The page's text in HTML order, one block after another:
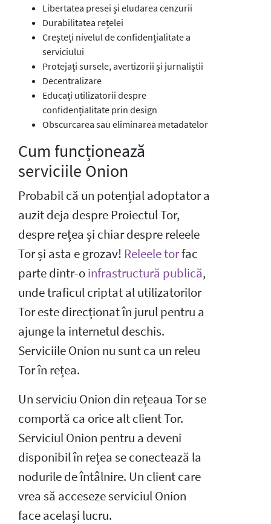
Libertatea presei și eludarea cenzurii
Durabilitatea rețelei
Creșteți nivelul de confidențialitate a
serviciului
Protejați sursele, avertizorii și jurnaliștii
Decentralizare
Educați utilizatorii despre
confidențialitate prin design
Obscurcarea sau eliminarea metadatelor
Cum funcționează
serviciile Onion
Probabil că un potențial adoptator a
auzit deja despre Proiectul Tor,
despre rețea și chiar despre releele
Tor și asta e grozav! Releele torfac
parte dintr-oinfrastructură publică,
unde traficul criptat al utilizatorilor
Tor este direcționat în jurul pentru a
ajunge la internetul deschis.
Serviciile Onion nu sunt ca un releu
Tor în rețea.
Un serviciu Onion din rețeaua Tor se
comportă ca orice alt client Tor.
Serviciul Onion pentru a deveni
disponibil în rețea se conectează la
nodurile de întâlnire. Un client care
vrea să acceseze serviciul Onion
face același lucru.